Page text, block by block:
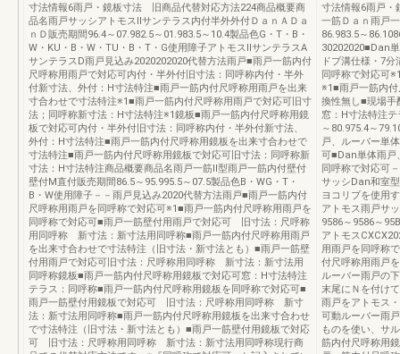
寸法情報6雨戸・鏡板寸法 旧商品代替対応方法224商品概要商
品名雨戸サッシアトモスⅡサンテラス内付半外外付ＤａｎＡＤａ
ｎＤ販売期間96.4～07.982.5～01.983.5～10.4製品色G・T・B・
W・KU・B・W・TU・B・T・G使用障子アトモスⅡサンテラスA
サンテラスD雨戸見込み2020202020代替方法雨戸■雨戸一筋内付
尺呼称用雨戸で対応可内付・半外付旧寸法：同呼称内付・半外
付新寸法、外付：H寸法特注■雨戸一筋内付尺呼称用雨戸を出来
寸合わせで寸法特注※1■雨戸一筋内付尺呼称用雨戸で対応可旧寸
法；同呼称新寸法：H寸法特注※1鏡板■雨戸一筋内付尺呼称用鏡
板で対応可内付・半外付旧寸法：同呼称内付・半外付新寸法、
外付：H寸法特注■雨戸一筋内付尺呼称用鏡板を出来寸合わせで
寸法特注■雨戸一筋内付尺呼称用鏡板で対応可旧寸法：同呼称新
寸法：H寸法特注商品概要商品名雨戸一筋Ⅱ型雨戸一筋内付壁付
壁付M直付販売期間86.5～95.995.5～07.5製品色B・WG・T・
B・W使用障子－－雨戸見込み2020代替方法雨戸■雨戸一筋内付
尺呼称用雨戸を同呼称で対応可※1■雨戸一筋内付尺呼称用雨戸を
同呼称で対応可■雨戸一筋壁付用雨戸で対応可 旧寸法：尺呼称
用同呼称 新寸法：新寸法用同呼称■雨戸一筋内付尺呼称用雨戸
を出来寸合わせで寸法特注（旧寸法・新寸法とも）■雨戸一筋壁
付用雨戸で対応可旧寸法：尺呼称用同呼称 新寸法：新寸法用
同呼称鏡板■雨戸一筋内付尺呼称用鏡板で対応可窓：H寸法特注
テラス：同呼称■雨戸一筋内付尺呼称用鏡板を同呼称で対応可■
雨戸一筋壁付用鏡板で対応可 旧寸法：尺呼称用同呼称 新寸
法：新寸法用同呼称■雨戸一筋内付尺呼称用鏡板を出来寸合わせ
で寸法特注（旧寸法・新寸法とも）■雨戸一筋壁付用鏡板で対応
可 旧寸法：尺呼称用同呼称 新寸法：新寸法用同呼称現行商
寸法情報6雨戸
一筋Ｄａｎ雨戸
86.983.5～
30202020■Dan
ドブ溝仕様・7
同呼称で対応可
※1■雨戸一筋内
換性無し■現場手
窓：H寸法特注
～80.975.4～
戸、ルーバー単
可■Dan単体雨戸
同呼称で対応可
サッシDan和室
ヨコリブを使用
アトモス雨戸サ
9586～9586～
アトモス
用雨戸を同呼称
付尺呼称用雨戸
ルーバー雨戸の
末尾にＮを付け
雨戸をアトモス
可動ルーバー雨
ものを使い、サ
筋内付尺呼称用